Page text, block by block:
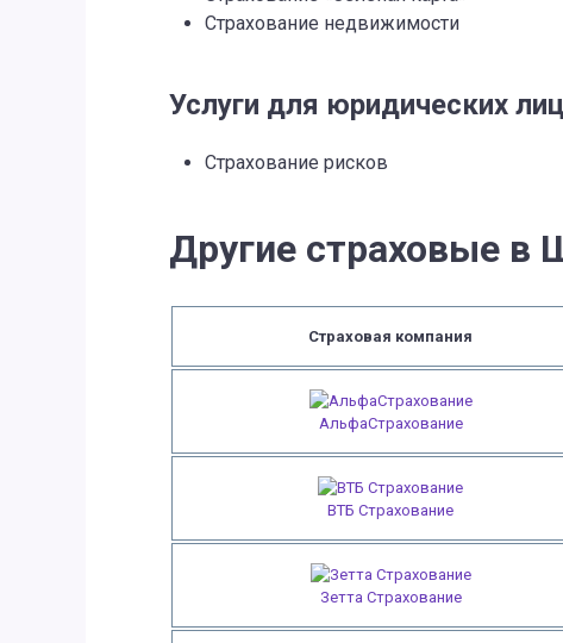
Страхование недвижимости
Услуги для юридических лиц
Страхование рисков
Другие страховые в
Страховая компания
АльфаСтрахование
ВТБ Страхование
Зетта Страхование